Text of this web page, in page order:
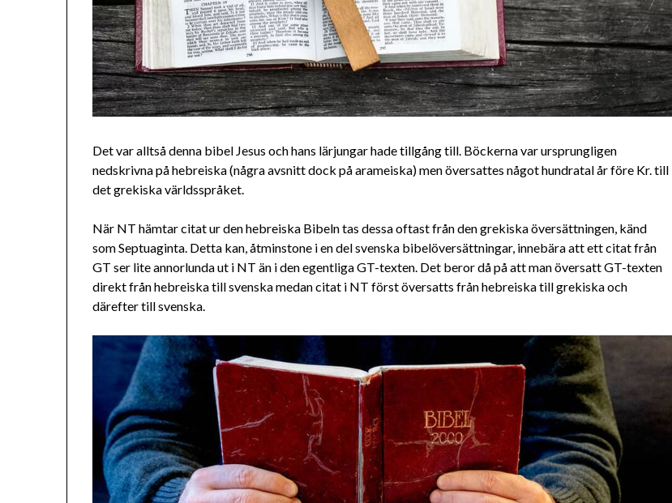
Det var alltså denna bibel Jesus och hans lärjungar hade tillgång till. Böckerna var ursprungligen
nedskrivna på hebreiska (några avsnitt dock på arameiska) men översattes något hundratal år före Kr. till
det grekiska världsspråket.
När NT hämtar citat ur den hebreiska Bibeln tas dessa oftast från den grekiska översättningen, känd
som Septuaginta. Detta kan, åtminstone i en del svenska bibelöversättningar, innebära att ett citat från
GT ser lite annorlunda ut i NT än i den egentliga GT-texten. Det beror då på att man översatt GT-texten
direkt från hebreiska till svenska medan citat i NT först översatts från hebreiska till grekiska och
därefter till svenska.